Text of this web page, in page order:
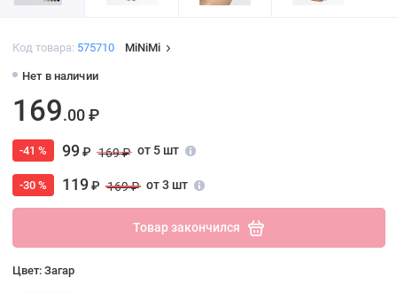
Код товара: 575710 MiNiMi
Нет в наличии
169.00 ₽
-41 % 99₽ 169 ₽ от 5 шт
-30 % 119₽ 169 ₽ от 3 шт
Товар закончился
Цвет: Загар